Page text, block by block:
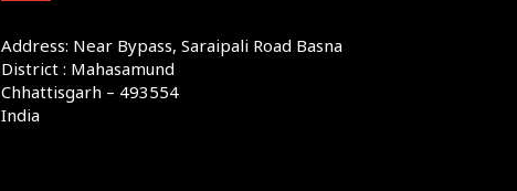
Address: Near Bypass, Saraipali Road Basna
District : Mahasamund
Chhattisgarh – 493554
India